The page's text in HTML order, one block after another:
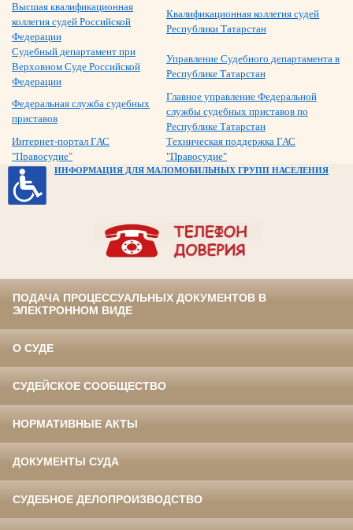
Высшая квалификационная
коллегия судей Российской
Федерации
Квалификационная коллегия судей
Республики Татарстан
Судебный департамент при
Верховном Суде Российской
Федерации
Управление Судебного департамента в
Республике Татарстан
Федеральная служба судебных
приставов
Главное управление Федеральной
службы судебных приставов по
Республике Татарстан
Интернет-портал ГАС
"Правосудие"
Техническая поддержка ГАС
"Правосудие"
ИНФОРМАЦИЯ ДЛЯ МАЛОМОБИЛЬНЫХ ГРУПП НАСЕЛЕНИЯ
ПОДАЧА ПРОЦЕССУАЛЬНЫХ ДОКУМЕНТОВ В
ЭЛЕКТРОННОМ ВИДЕ
О СУДЕ
СУДЕЙСКОЕ СООБЩЕСТВО
НОРМАТИВНЫЕ АКТЫ
ДОКУМЕНТЫ СУДА
СУДЕБНОЕ ДЕЛОПРОИЗВОДСТВО